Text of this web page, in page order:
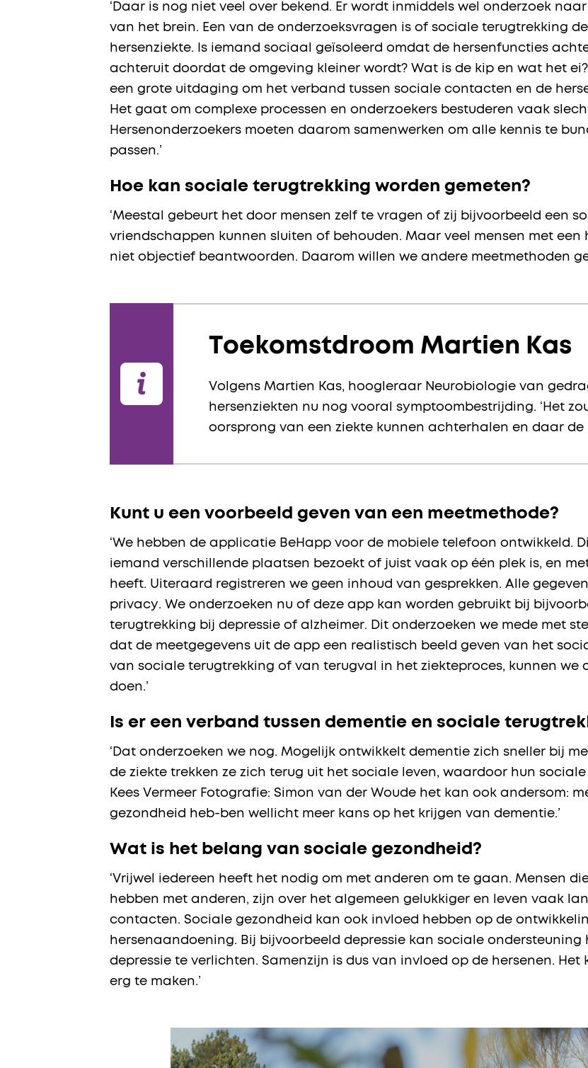
‘Daar is nog niet veel over bekend. Er wordt inmiddels wel onderzoek
van het brein. Een van de onderzoeksvragen is of sociale terugtrekking
hersenziekte. Is iemand sociaal geïsoleerd omdat de hersenfuncties
achteruit doordat de omgeving kleiner wordt? Wat is de kip en wat het
een grote uitdaging om het verband tussen sociale contacten en de
Het gaat om complexe processen en onderzoekers bestuderen vaak
Hersenonderzoekers moeten daarom samenwerken om alle kennis te
passen.’
Hoe kan sociale terugtrekking worden gemeten?
‘Meestal gebeurt het door mensen zelf te vragen of zij bijvoorbeeld een
vriendschappen kunnen sluiten of behouden. Maar veel mensen met
niet objectief beantwoorden. Daarom willen we andere meetmethoden
Toekomstdroom Martien Kas
Volgens Martien Kas, hoogleraar Neurobiologie van
hersenziekten nu nog vooral symptoombestrijding. ‘Het
oorsprong van een ziekte kunnen achterhalen en daar
Kunt u een voorbeeld geven van een meetmethode?
‘We hebben de applicatie BeHapp voor de mobiele telefoon ontwikkeld.
iemand verschillende plaatsen bezoekt of juist vaak op één plek is, en
heeft. Uiteraard registreren we geen inhoud van gesprekken. Alle
privacy. We onderzoeken nu of deze app kan worden gebruikt bij
terugtrekking bij depressie of alzheimer. Dit onderzoeken we mede met
dat de meetgegevens uit de app een realistisch beeld geven van het
van sociale terugtrekking of van terugval in het ziekteproces, kunnen
doen.’
Is er een verband tussen dementie en sociale
‘Dat onderzoeken we nog. Mogelijk ontwikkelt dementie zich sneller bij
de ziekte trekken ze zich terug uit het sociale leven, waardoor hun
Kees Vermeer Fotografie: Simon van der Woude het kan ook andersom:
gezondheid heb-ben wellicht meer kans op het krijgen van dementie.’
Wat is het belang van sociale gezondheid?
‘Vrijwel iedereen heeft het nodig om met anderen om te gaan. Mensen
hebben met anderen, zijn over het algemeen gelukkiger en leven vaak
contacten. Sociale gezondheid kan ook invloed hebben op de
hersenaandoening. Bij bijvoorbeeld depressie kan sociale
depressie te verlichten. Samenzijn is dus van invloed op de hersenen.
erg te maken.’